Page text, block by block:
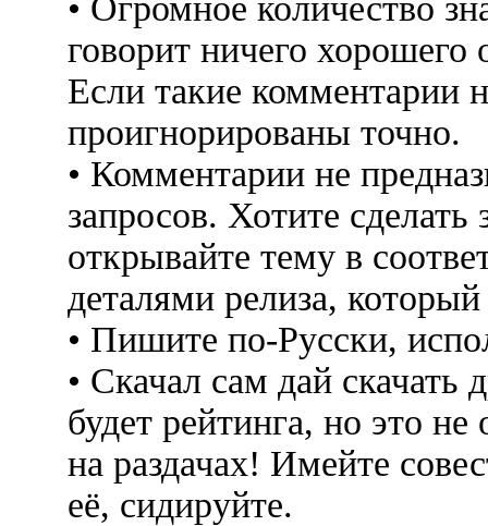
• Огромное количество
говорит ничего
Если такие комментарии
проигнорированы точно.
• Комментарии не
запросов. Хотите
открывайте тему в
деталями релиза,
• Пишите по-Русски,
• Скачал сам дай скачать
будет рейтинга, но это не
на раздачах! Имейте
её, сидируйте.